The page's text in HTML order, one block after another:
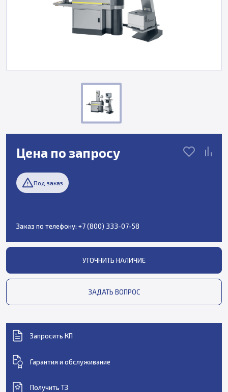
Цена по запросу
Под заказ
Заказ по телефону: +7 (800) 333-07-58
УТОЧНИТЬ НАЛИЧИЕ
ЗАДАТЬ ВОПРОС
Запросить КП
Гарантия и обслуживание
Получить ТЗ